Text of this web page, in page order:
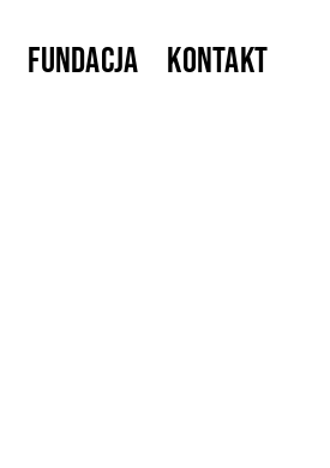
Fundacja Kontakt